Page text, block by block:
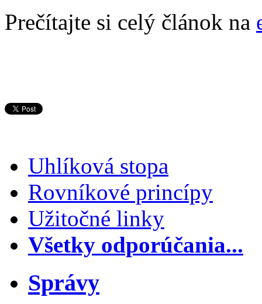
Prečítajte si celý článok na
Uhlíková stopa
Rovníkové princípy
Užitočné linky
Všetky odporúčania...
Správy